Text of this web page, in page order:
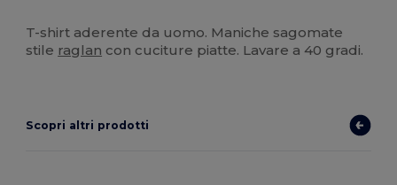
T-shirt aderente da uomo. Maniche sagomate
stile raglan con cuciture piatte. Lavare a 40 gradi.
Scopri altri prodotti